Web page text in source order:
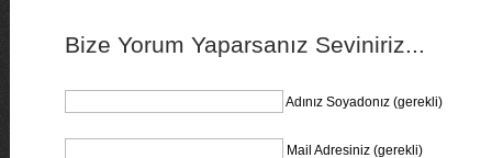
Bize Yorum Yaparsanız Seviniriz...
Adınız Soyadonız (gerekli)
Mail Adresiniz (gerekli)